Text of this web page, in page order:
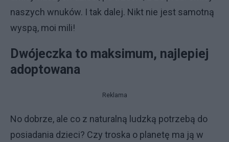
naszych wnuków. I tak dalej. Nikt nie jest samotną
wyspą, moi mili!
Dwójeczka to maksimum, najlepiej
adoptowana
Reklama
No dobrze, ale co z naturalną ludzką potrzebą do
posiadania dzieci? Czy troska o planetę ma ją w